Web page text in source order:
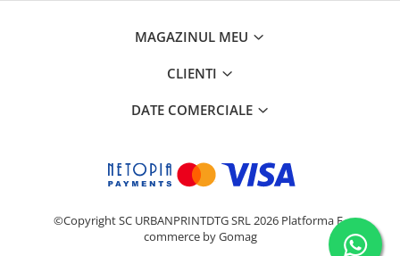
MAGAZINUL MEU
CLIENTI
DATE COMERCIALE
©Copyright SC URBANPRINTDTG SRL 2026 Platforma E-
commerce by Gomag